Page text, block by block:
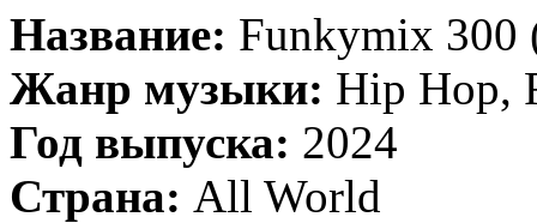
Название: Funkymix 300
Жанр музыки: Hip Hop,
Год выпуска: 2024
Страна: All World